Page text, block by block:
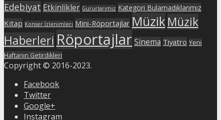
Edebiyat Etkinlikler Gururlarımız Kategori Bulamadıklarımız
Kitap Konser İzlenimleri Mini-Röportajlar MüzikMüzik
Haberleri Röportajlar Sinema Tiyatro Yeni
Haftanın Getirdikleri
Copyright © 2016-2023.
Facebook
Twitter
Google+
Instagram